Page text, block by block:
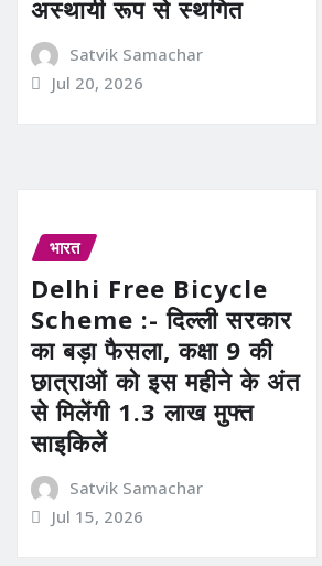
अस्थायी रूप से स्थगित
Satvik Samachar
Jul 20, 2026
भारत
Delhi Free Bicycle
Scheme :- दिल्ली सरकार
का बड़ा फैसला, कक्षा 9 की
छात्राओं को इस महीने के अंत
से मिलेंगी 1.3 लाख मुफ्त
साइकिलें
Satvik Samachar
Jul 15, 2026